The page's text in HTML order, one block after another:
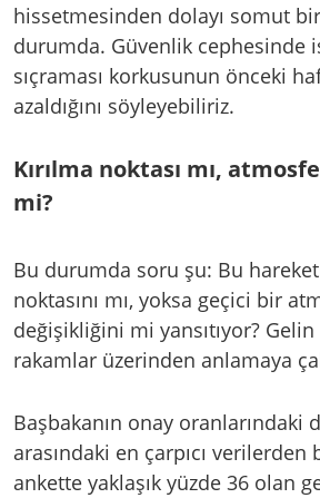
hissetmesinden dolayı somut
durumda. Güvenlik cephesinde
sıçraması korkusunun önceki
azaldığını söyleyebiliriz.
Kırılma noktası mı,
mi?
Bu durumda soru şu: Bu hareket
noktasını mı, yoksa geçici bir
değişikliğini mi yansıtıyor?
rakamlar üzerinden anlamaya
Başbakanın onay oranlarındaki
arasındaki en çarpıcı
ankette yaklaşık yüzde 36 olan